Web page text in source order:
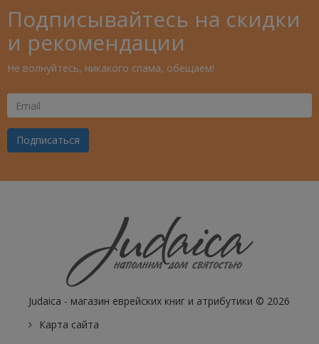
Подписывайтесь на скидки
и рекомендации
Не волнуйтесь, никакого спама, обещаем!
Ваш
Email
Подписаться
Judaica - магазин еврейских книг и атрибутики © 2026
Карта сайта